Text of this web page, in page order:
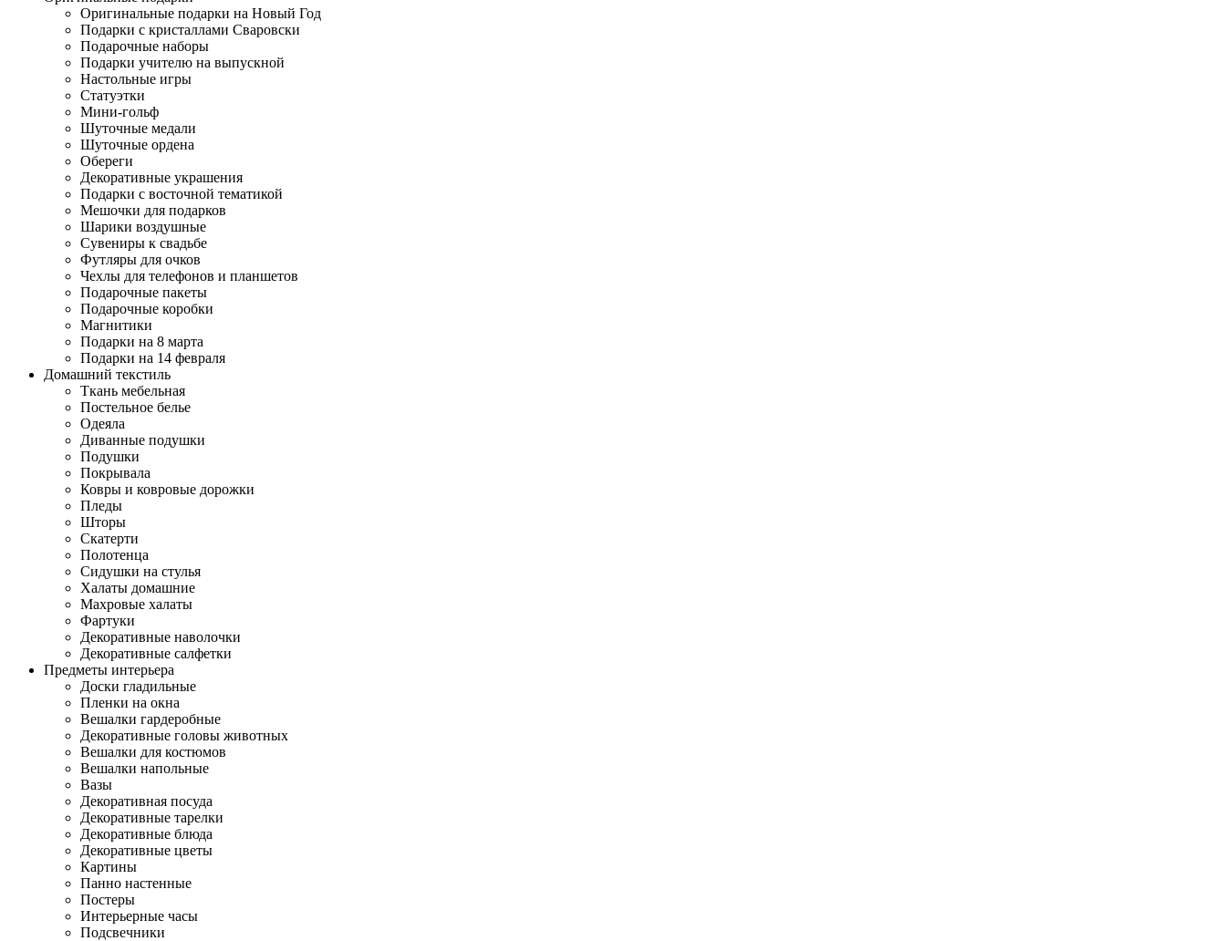
Оригинальные подарки на Новый Год
Подарки с кристаллами Сваровски
Подарочные наборы
Подарки учителю на выпускной
Настольные игры
Статуэтки
Мини-гольф
Шуточные медали
Шуточные ордена
Обереги
Декоративные украшения
Подарки с восточной тематикой
Мешочки для подарков
Шарики воздушные
Сувениры к свадьбе
Футляры для очков
Чехлы для телефонов и планшетов
Подарочные пакеты
Подарочные коробки
Магнитики
Подарки на 8 марта
Подарки на 14 февраля
Домашний текстиль
Ткань мебельная
Постельное белье
Одеяла
Диванные подушки
Подушки
Покрывала
Ковры и ковровые дорожки
Пледы
Шторы
Скатерти
Полотенца
Сидушки на стулья
Халаты домашние
Махровые халаты
Фартуки
Декоративные наволочки
Декоративные салфетки
Предметы интерьера
Доски гладильные
Пленки на окна
Вешалки гардеробные
Декоративные головы животных
Вешалки для костюмов
Вешалки напольные
Вазы
Декоративная посуда
Декоративные тарелки
Декоративные блюда
Декоративные цветы
Картины
Панно настенные
Постеры
Интерьерные часы
Подсвечники